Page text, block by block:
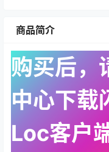
商品简介
购买后，
中心下载
Loc客户